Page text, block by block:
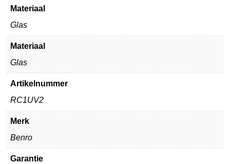
Materiaal
Glas
Materiaal
Glas
Artikelnummer
RC1UV2
Merk
Benro
Garantie